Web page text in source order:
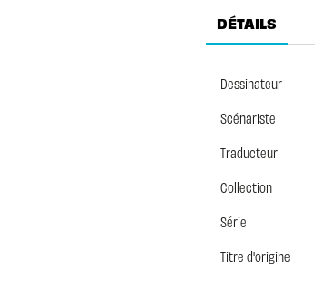
DÉTAILS
Dessinateur
Scénariste
Traducteur
Collection
Série
Titre d'origine